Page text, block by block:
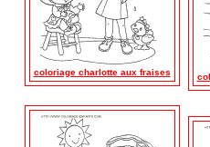
coloriage charlotte aux fraises